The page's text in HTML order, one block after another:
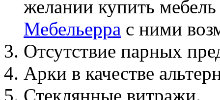
желании купить
Мебельерра с ними
Отсутствие парных
Арки в качестве
Стеклянные витражи.